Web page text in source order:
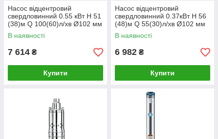
Насос відцентровий
свердловинний 0.55 кВт H 51
(38)м Q 100(60)л/хв Ø102 мм
(кабель 30 м) AQUATICA
(DONGYIN) (777471)
В наявності
7 614 ₴
Купити
Насос відцентровий
свердловинний 0.37кВт H 56
(48)м Q 55(30)л/хв Ø102 мм
(кабель 40 м) AQUATICA
(DONGYIN) (777444)
В наявності
6 982 ₴
Купити